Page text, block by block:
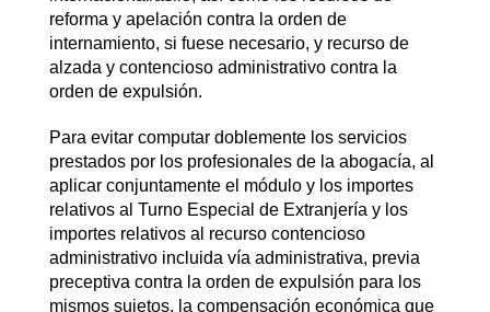
reforma y apelación contra la orden de
internamiento, si fuese necesario, y recurso de
alzada y contencioso administrativo contra la
orden de expulsión.
Para evitar computar doblemente los servicios
prestados por los profesionales de la abogacía, al
aplicar conjuntamente el módulo y los importes
relativos al Turno Especial de Extranjería y los
importes relativos al recurso contencioso
administrativo incluida vía administrativa, previa
preceptiva contra la orden de expulsión para los
mismos sujetos, la compensación económica que